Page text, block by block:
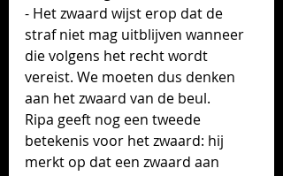
- Het zwaard wijst erop dat de
straf niet mag uitblijven wanneer
die volgens het recht wordt
vereist. We moeten dus denken
aan het zwaard van de beul.
Ripa geeft nog een tweede
betekenis voor het zwaard: hij
merkt op dat een zwaard aan